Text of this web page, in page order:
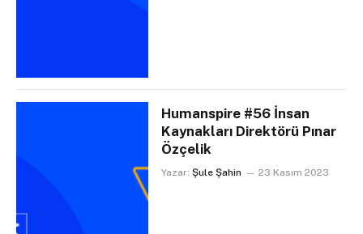
Humanspire #56 İnsan
Kaynakları Direktörü Pınar
Özçelik
Yazar: Şule Şahin 23 Kasım 2023